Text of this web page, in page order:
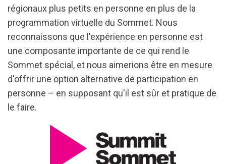
régionaux plus petits en personne en plus de la
programmation virtuelle du Sommet. Nous
reconnaissons que l'expérience en personne est
une composante importante de ce qui rend le
Sommet spécial, et nous aimerions être en mesure
d'offrir une option alternative de participation en
personne – en supposant qu'il est sûr et pratique de
le faire.